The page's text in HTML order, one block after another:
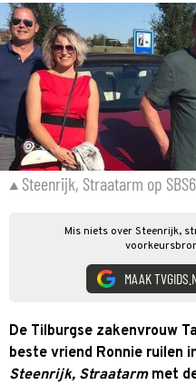
Steenrijk, Straatarm op SBS6
Mis niets over Steenrijk,
MAAK
De Tilburgse zakenvrouw
beste vriend Ronnie ruilen
Steenrijk, Straatarmmet